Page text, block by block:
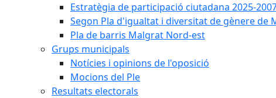
Estratègia de participació ciutadana 2025-
Segon Pla d'igualtat i diversitat de gènere de
Pla de barris Malgrat Nord-est
Grups municipals
Notícies i opinions de l'oposició
Mocions del Ple
Resultats electorals